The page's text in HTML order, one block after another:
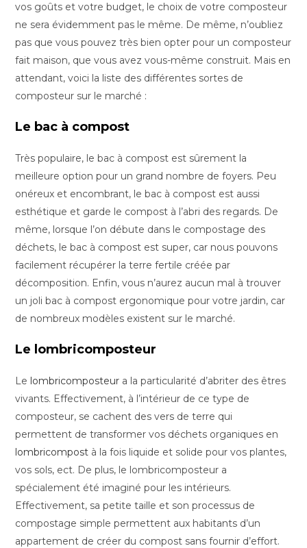
vos goûts et votre budget, le choix de votre composteur
ne sera évidemment pas le même. De même, n’oubliez
pas que vous pouvez très bien opter pour un composteur
fait maison, que vous avez vous-même construit. Mais en
attendant, voici la liste des différentes sortes de
composteur sur le marché :
Le bac à compost
Très populaire, le bac à compost est sûrement la
meilleure option pour un grand nombre de foyers. Peu
onéreux et encombrant, le bac à compost est aussi
esthétique et garde le compost à l’abri des regards. De
même, lorsque l’on débute dans le compostage des
déchets, le bac à compost est super, car nous pouvons
facilement récupérer la terre fertile créée par
décomposition. Enfin, vous n’aurez aucun mal à trouver
un joli bac à compost ergonomique pour votre jardin, car
de nombreux modèles existent sur le marché.
Le lombricomposteur
Le lombricomposteur a la particularité d’abriter des êtres
vivants. Effectivement, à l’intérieur de ce type de
composteur, se cachent des vers de terre qui
permettent de transformer vos déchets organiques en
lombricompost à la fois liquide et solide pour vos plantes,
vos sols, ect. De plus, le lombricomposteur a
spécialement été imaginé pour les intérieurs.
Effectivement, sa petite taille et son processus de
compostage simple permettent aux habitants d’un
appartement de créer du compost sans fournir d’effort.